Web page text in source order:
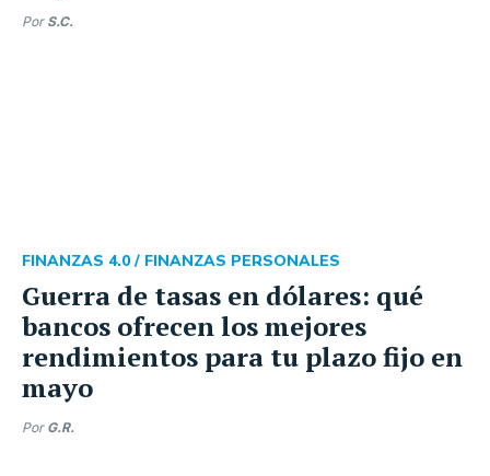
Por S.C.
Guerra de tasas en dólares: qué
bancos ofrecen los mejores
rendimientos para tu plazo fijo en
mayo
FINANZAS 4.0 / FINANZAS PERSONALES
Por G.R.